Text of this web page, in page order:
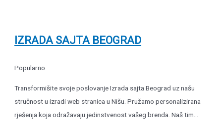
IZRADA SAJTA BEOGRAD
Popularno
Transformišite svoje poslovanje Izrada sajta Beograd uz našu
stručnost u izradi web stranica u Nišu. Pružamo personalizirana
rješenja koja odražavaju jedinstvenost vašeg brenda. Naš tim...